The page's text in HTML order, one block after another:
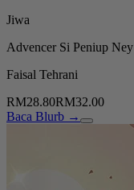
Jiwa
Advencer Si Peniup Ney
Faisal Tehrani
RM28.80RM32.00
Baca Blurb →